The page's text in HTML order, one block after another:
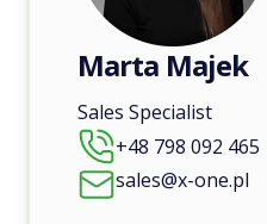
Marta Majek
Sales Specialist
+48 798 092 465
sales@x-one.pl